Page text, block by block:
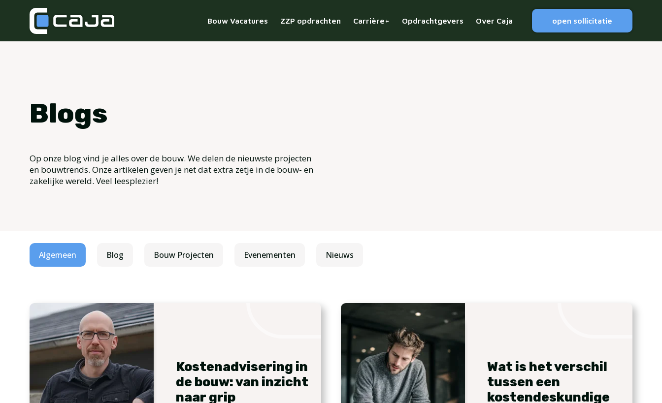
Bouw Vacatures ZZP opdrachten Carrière+ Opdrachtgevers Over Caja open sollicitatie
Blogs
Op onze blog vind je alles over de bouw. We delen de nieuwste projecten
en bouwtrends. Onze artikelen geven je net dat extra zetje in de bouw- en
zakelijke wereld. Veel leesplezier!
Algemeen Blog Bouw Projecten Evenementen Nieuws
Kostenadvisering in
de bouw: van inzicht
naar grip
Wat is het verschil
tussen een
kostendeskundige